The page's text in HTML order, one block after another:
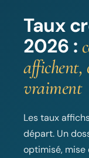
Taux
2026 :
affichent,
vraiment
Les taux
départ. Un
optimisé, mise